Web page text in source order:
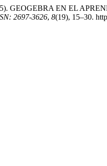
GEOGEBRA EN EL
2697-3626, 8(19), 15–30.